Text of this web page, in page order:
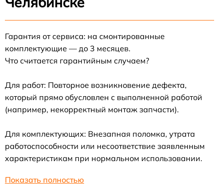
Гарантия от сервиса: на смонтированные
комплектующие — до 3 месяцев.
Что считается гарантийным случаем?
Для работ: Повторное возникновение дефекта,
который прямо обусловлен с выполненной работой
(например, некорректный монтаж запчасти).
Для комплектующих: Внезапная поломка, утрата
работоспособности или несоответствие заявленным
характеристикам при нормальном использовании.
Показать полностью